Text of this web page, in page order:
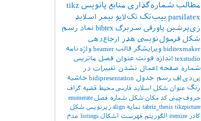
مطالب شماره‌گذاری منابع پانویس tikz
parsilatex بیب‌تک تک‌لایو بیمر اسلاید
زی‌پرشین پاورقی سربرگ bibtex نماد رسم
شکل فرمول‌نویسی هدر
ارجاع‌دهی
biditexmaker ویرایشگر قالب beamer واژه‌نامه
texstudio اندازه فونت عنوان فصل ماتریس
شماره صفحه اعمال نشدن تغییرات در
پی‌دی‌اف رسم جدول bidipresentation حاشیه
رنگ عنوان شکل اسلاید فارسی محیط قضیه گراف
حروف‌چینی کد مکان شکل شماره فصل enumerate
tabriz_thesis tikzpicture نمایه align زیرنویس شکل
کادر
itemize الگوریتم فهرست اشکال listings عدم